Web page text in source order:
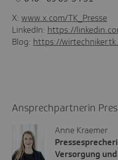
X: www.x.com/TK_Presse
LinkedIn: https://
Blog: https://
Ansprechpartnerin
Anne Kraemer
Versorgung